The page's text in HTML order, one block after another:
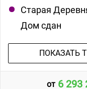
Старая
Дом сдан
ПОКАЗАТЬ
от 6 293